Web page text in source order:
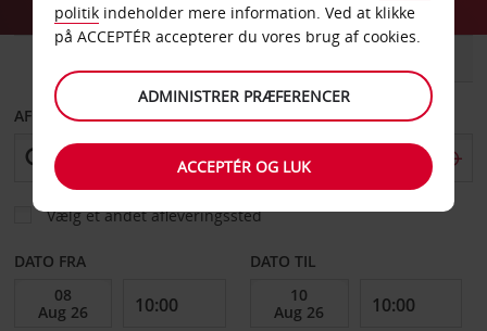
AFHENT FRA
Vælg et andet afleveringssted
DATO FRA DATO TIL
politik indeholder mere information. Ved at klikke
på ACCEPTÉR accepterer du vores brug af cookies.
ADMINISTRER PRÆFERENCER
ACCEPTÉR OG LUK